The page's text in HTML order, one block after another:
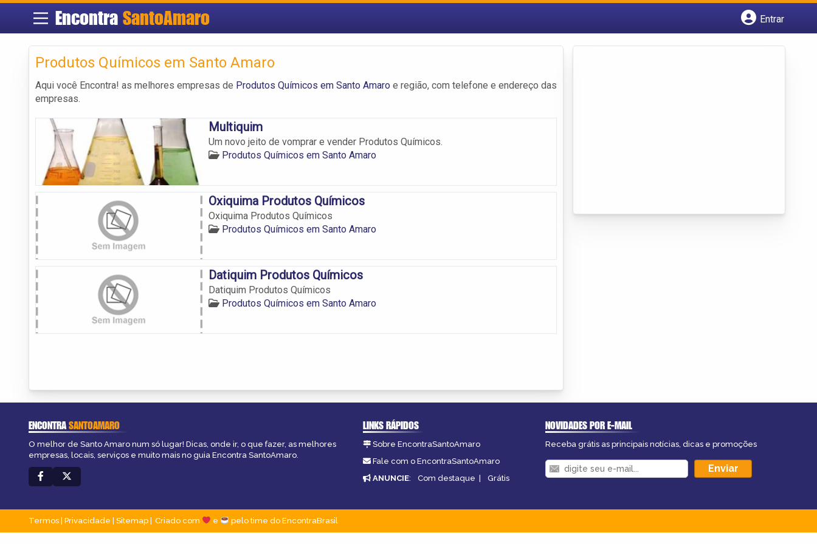
Encontra SantoAmaro
Entrar
Produtos Químicos em Santo Amaro
Aqui você Encontra! as melhores empresas de Produtos Químicos em Santo Amaro e região, com telefone e endereço das
empresas.
Multiquim
Um novo jeito de vomprar e vender Produtos Químicos.
Produtos Químicos em Santo Amaro
Oxiquima Produtos Químicos
Oxiquima Produtos Químicos
Produtos Químicos em Santo Amaro
Datiquim Produtos Químicos
Datiquim Produtos Químicos
Produtos Químicos em Santo Amaro
ENCONTRASANTOAMARO
O melhor de Santo Amaro num só lugar! Dicas, onde ir, o que fazer, as melhores
empresas, locais, serviços e muito mais no guia Encontra SantoAmaro.
LINKS RÁPIDOS
Sobre EncontraSantoAmaro
Fale com o EncontraSantoAmaro
ANUNCIE: Com destaque | Grátis
NOVIDADES POR E-MAIL
Receba grátis as principais notícias, dicas e promoções
Termos Privacidade Sitemap Criado com e pelo time do EncontraBrasil